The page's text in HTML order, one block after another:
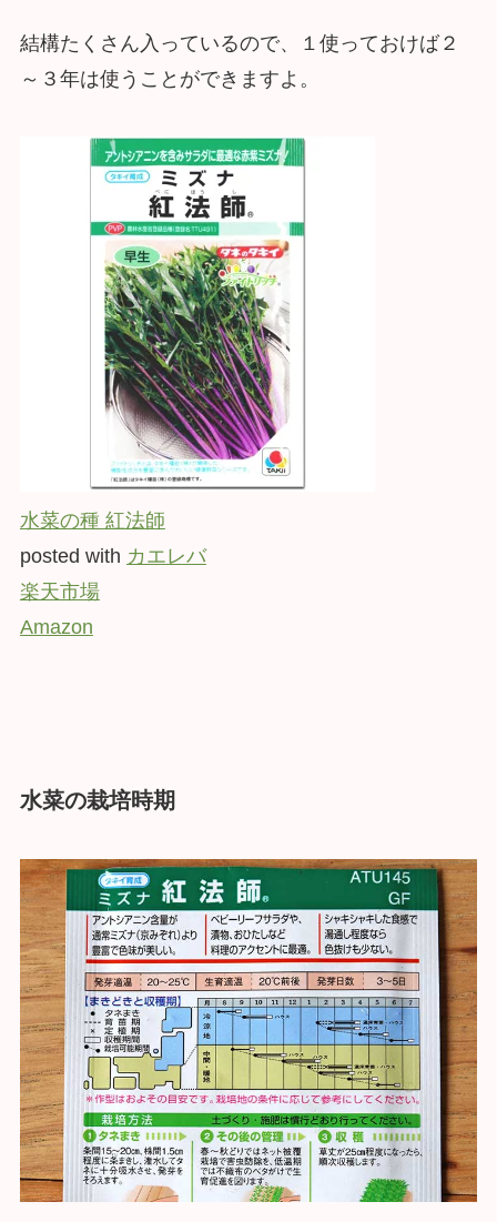
結構たくさん入っているので、１使っておけば２
～３年は使うことができますよ。
水菜の種 紅法師
posted with カエレバ
楽天市場
Amazon
水菜の栽培時期